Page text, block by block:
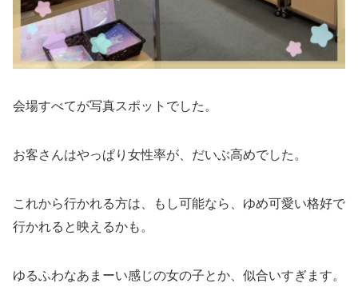
会場すべてが写真スポットでした。
お客さんはやっぱり女性率が、だいぶ高めでした。
これから行かれる方は、もし可能なら、ゆめ可愛い格好で
行かれると映えるかも。
ゆるふわなあまーい感じの女の子とか、似合いすぎます。